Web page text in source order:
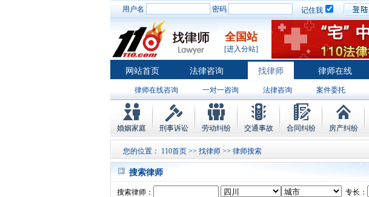
用户名 密码 记住我
全国站
[进入分站]
网站首页 法律咨询 找律师 律师在线
律师在线咨询 一对一咨询 法律咨询 案件委托
婚姻家庭 刑事诉讼 劳动纠纷 交通事故 合同纠纷 房产纠纷
您的位置： 110首页 >> 找律师 >> 律师搜索
搜索律师
搜索律师： 专长：